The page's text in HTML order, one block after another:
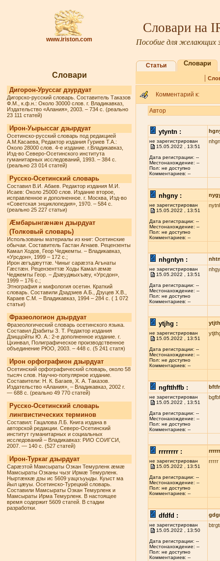
www.iriston.com
Словари на
Пособие для желающих
Словари
Дигорон-Уруссаг дзурдуат
Дигорско-русский словарь. Составитель Таказов
Ф.М., к.ф.н.: Около 30000 слов. г. Владикавказ,
Издательство «Алания», 2003. – 734 с. (реально
23 111 статей)
Ирон-Уырыссаг дзырдуат
Осетинско-русский словарь под редакцией
А.М.Касаева, Редактор издания Гуриев Т.А.:
Около 28000 слов. 4-е издание. г.Владикавказ,
Изд-во Северо-Осетинского института
гуманитарных исследований, 1993. – 384 с.
(реально 23 014 статей)
Русско-Осетинский словарь
Составил В.И. Абаев. Редактор издания М.И.
Исаев: Около 25000 слов. Издание второе,
исправленное и дополненное. г. Москва, Изд-во
«Советская энциклопедия», 1970. – 584 с.
(реально 25 227 статьи)
Æмбарынгæнæн дзырдуат
(Толковый словарь)
Использованы материалы из книг: Осетинские
обычаи. Составитель Гастан Агнаев. Рецензенты
Камал Ходов, Геор Чеджемты. – Владикавказ,
«Урсдон», 1999 – 172 с.;
Ирон æгъдæуттæ. Чиныг сарæзта Агънаты
Гæстæн. Рецензенттæ Ходы Камал æмæ
Чеджемты Геор. – Дзæуджыхъæу, «Урсдон»,
1999 – 176 с.;
Этнография и мифология осетин. Краткий
словарь. Составили Дзадзиев А.Б., Дзуцев Х.В.,
Караев С.М. – Владикавказ, 1994 – 284 с. ( 1 072
статьи)
Фразеологион дзырдуат
Фразеологический словарь осетинского языка.
Составил Дзабиты З. Т. Редактор издания
Дзиццойты Ю. А.: 2-е дополненное издание. г.
Цхинвал, Полиграфическое производственное
объединение РЮО, 2003. – 448 с. (5 241 статя)
Ирон орфографион дзырдуат
Осетинский орфографический словарь, около 58
тысяч слов. Научно-популярное издание.
Составители: Н. К. Багаев, Х. А. Таказов.
Издательство «Алания», – Владикавказ, 2002 г.
— 688 с. (реально 49 770 статей)
Русско-Осетинский словарь
лингвистических терминов
Составил: Гацалова Л.Б. Книга издана в
авторской редакции. Северо-Осетинский
институт гуманитарных и социальных
исследований – Владикавказ: РИО СОИГСИ,
2007. — 140 с. (527 статей)
Ирон-Туркаг дзырдуат
Сарæзтой Мамсыраты Озкан Темурленк æмæ
Мамсыраты Озканы чызг Ирмæ Темурленк.
Ныртæккæ дзы ис 5609 уацхъуыды. Куыст ма
йыл цæуы. Осетинско-Турецкий словарь.
Составили Мамсыраты Озкан Темурленк и
Мамсыраты Ирма Темурленк. В настоящее
время содержит 5609 статей. В стадии
разработки.
Статьи Словари
|
Комментарий к:
Автор
ytyntn :
не зарегистрирован
15.05.2022 , 13:51
Дата регистрации: --
Местонахождение: --
Пол: не доступно
Комментариев: --
nhgny :
не зарегистрирован
15.05.2022 , 13:51
Дата регистрации: --
Местонахождение: --
Пол: не доступно
Комментариев: --
nhgntyn :
не зарегистрирован
15.05.2022 , 13:51
Дата регистрации: --
Местонахождение: --
Пол: не доступно
Комментариев: --
ytjhg : ytjth
не зарегистрирован
15.05.2022 , 13:51
Дата регистрации: --
Местонахождение: --
Пол: не доступно
Комментариев: --
ngftthffb :
не зарегистрирован
15.05.2022 , 13:51
Дата регистрации: --
Местонахождение: --
Пол: не доступно
Комментариев: --
rrrrrrrr :
не зарегистрирован
15.05.2022 , 13:51
Дата регистрации: --
Местонахождение: --
Пол: не доступно
Комментариев: --
rrrrr
dfdfd :
не зарегистрирован
15.05.2022 , 13:50
Дата регистрации: --
Местонахождение: --
Пол: не доступно
Комментариев: --